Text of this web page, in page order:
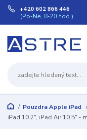
+420 602 866 446
(Po-Ne, 8-20 hod.)
Pouzdra Apple iPad
iPad 10.2", iPad Air 10.5" -